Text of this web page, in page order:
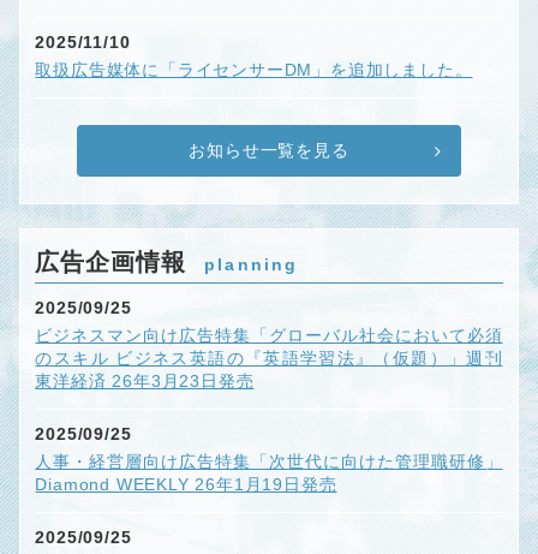
2025/11/10
取扱広告媒体に「ライセンサーDM」を追加しました。
お知らせ一覧を見る
広告企画情報 planning
2025/09/25
ビジネスマン向け広告特集「グローバル社会において必須
のスキル ビジネス英語の『英語学習法』（仮題）」週刊
東洋経済 26年3月23日発売
2025/09/25
人事・経営層向け広告特集「次世代に向けた管理職研修」
Diamond WEEKLY 26年1月19日発売
2025/09/25